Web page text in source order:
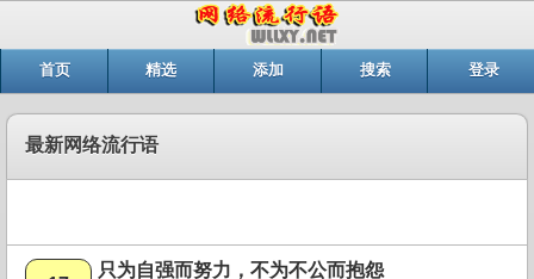
首页 精选 添加 搜索 登录
最新网络流行语
只为自强而努力，不为不公而抱怨